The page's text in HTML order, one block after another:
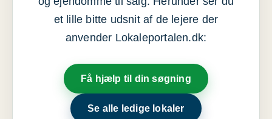
et lille bitte udsnit af de lejere der
anvender Lokaleportalen.dk:
Få hjælp til din søgning
Se alle ledige lokaler